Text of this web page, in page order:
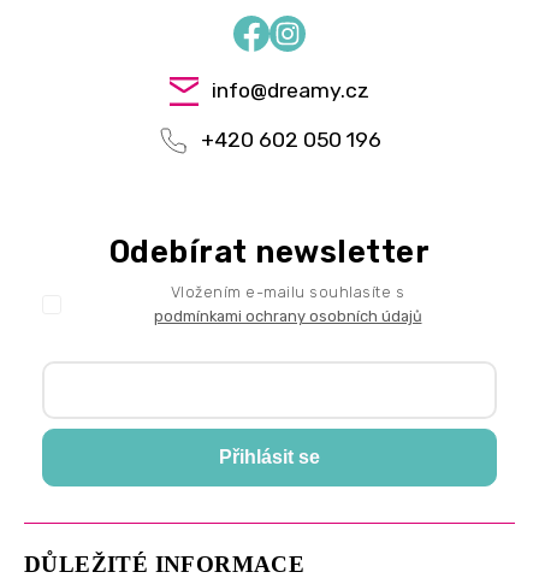
FacebookInstagram
info@dreamy.cz
+420 602 050 196
DŮLEŽITÉ INFORMACE
Odebírat newsletter
Vložením e-mailu souhlasíte s
podmínkami ochrany osobních údajů
Přihlásit se